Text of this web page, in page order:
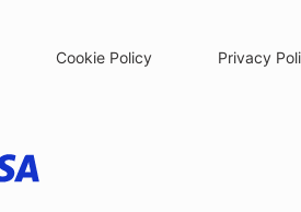
Cookie Policy Privacy